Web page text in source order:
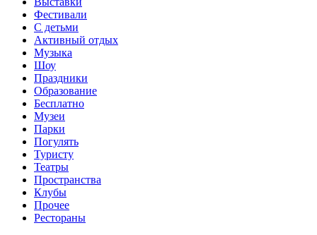
Фестивали
С детьми
Активный отдых
Музыка
Шоу
Праздники
Образование
Бесплатно
Музеи
Парки
Погулять
Туристу
Театры
Пространства
Клубы
Прочее
Рестораны